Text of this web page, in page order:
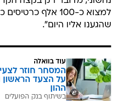
למצוא כ-100 אלף
שהגענו אליו היום".
עוד בוואלה
המסחר חוזר
על הצעד הראשון
ההון
בשיתוף בנק הפועלים